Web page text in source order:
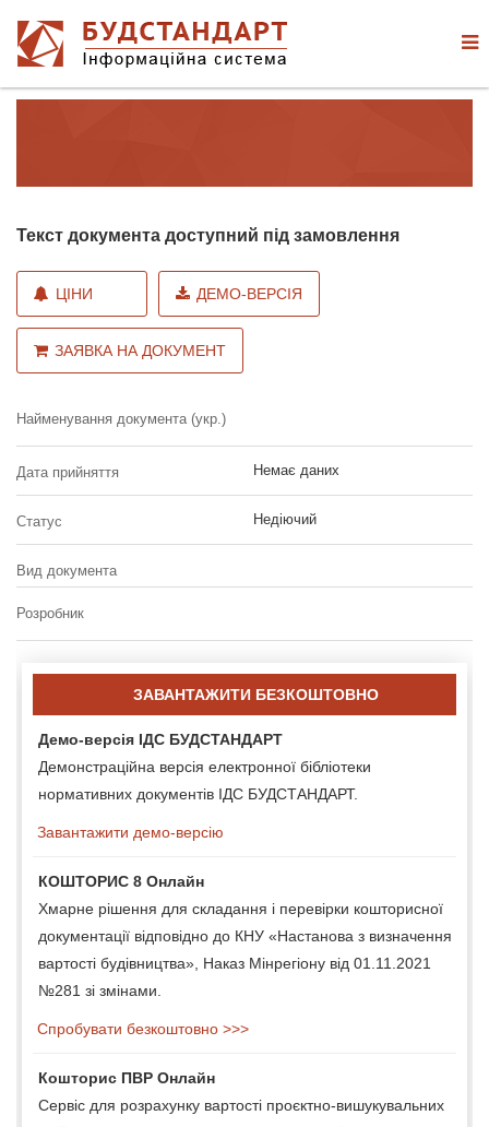
Текст документа доступний під замовлення
ЦІНИ ДЕМО-ВЕРСІЯ
ЗАЯВКА НА ДОКУМЕНТ
Найменування документа (укр.)
Дата прийняття Немає даних
Статус Недіючий
Вид документа
Розробник
ЗАВАНТАЖИТИ БЕЗКОШТОВНО
Демо-версія ІДС БУДСТАНДАРТ
Демонстраційна версія електронної бібліотеки
нормативних документів ІДС БУДСТАНДАРТ.
Завантажити демо-версію
КОШТОРИС 8 Онлайн
Хмарне рішення для складання і перевірки кошторисної
документації відповідно до КНУ «Настанова з визначення
вартості будівництва», Наказ Мінрегіону від 01.11.2021
№281 зі змінами.
Спробувати безкоштовно >>>
Кошторис ПВР Онлайн
Сервіс для розрахунку вартості проєктно-вишукувальних